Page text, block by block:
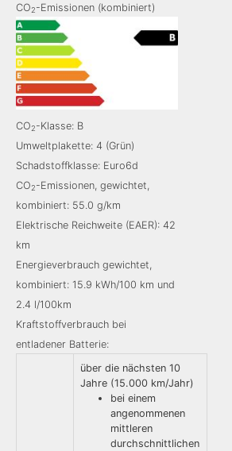
CO2-Emissionen (kombiniert)
CO2-Klasse: B
Umweltplakette: 4 (Grün)
Schadstoffklasse: Euro6d
CO2-Emissionen, gewichtet,
kombiniert: 55.0 g/km
Elektrische Reichweite (EAER): 42
km
Energieverbrauch gewichtet,
kombiniert: 15.9 kWh/100 km und
2.4 l/100km
Kraftstoffverbrauch bei
entladener Batterie:
über die nächsten 10
Jahre (15.000 km/Jahr)
bei einem
angenommenen
mittleren
durchschnittlichen